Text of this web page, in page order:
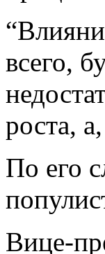
всего,
роста,
По его
Вице-